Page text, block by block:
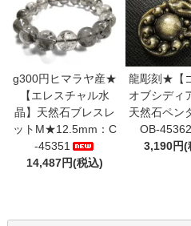
g300円ヒマラヤ産★
【エレスチャル水
晶】天然石ブレスレ
ットM★12.5mm：C
-45351
14,487円(税込)
龍彫刻★【
オブシディ
天然石ペン
OB-45362
3,190円(